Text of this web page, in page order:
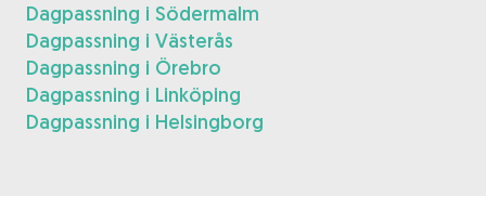
Dagpassning i Södermalm
Dagpassning i Västerås
Dagpassning i Örebro
Dagpassning i Linköping
Dagpassning i Helsingborg